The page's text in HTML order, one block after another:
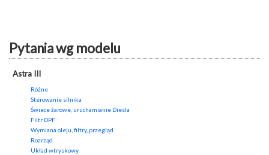
Pytania wg modelu
Astra III
Różne
Sterowanie silnika
Świece żarowe, uruchamianie Diesla
Filtr DPF
Wymiana oleju, filtry, przegląd
Rozrząd
Układ wtryskowy